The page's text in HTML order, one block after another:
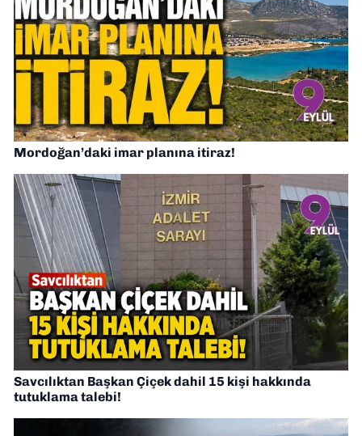
Mordoğan’daki imar planına itiraz!
Savcılıktan Başkan Çiçek dahil 15 kişi hakkında
tutuklama talebi!